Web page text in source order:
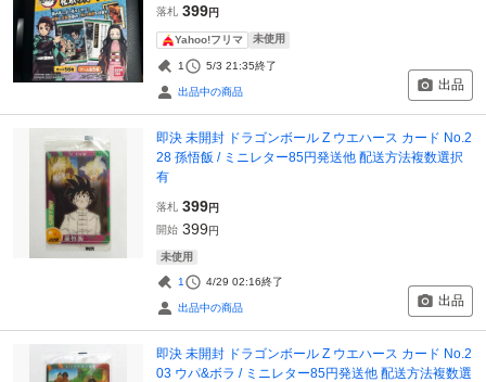
落札 399円
Yahoo!フリマ 未使用
1 5/3 21:35終了
出品中の商品 出品
即決 未開封 ドラゴンボール Z ウエハース カード No.2
28 孫悟飯 / ミニレター85円発送他 配送方法複数選択
有
落札 399円
開始 399円
未使用
1 4/29 02:16終了
出品中の商品 出品
即決 未開封 ドラゴンボール Z ウエハース カード No.2
03 ウパ&ボラ / ミニレター85円発送他 配送方法複数選